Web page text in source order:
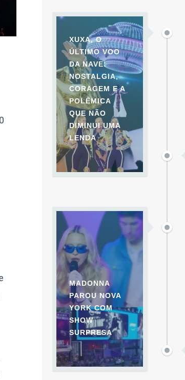
XUXA, O
ÚLTIMO VOO
DA NAVE:
NOSTALGIA,
CORAGEM E A
POLÊMICA
QUE NÃO
DIMINUI UMA
LENDA
MADONNA
PAROU NOVA
YORK COM
SHOW
SURPRESA